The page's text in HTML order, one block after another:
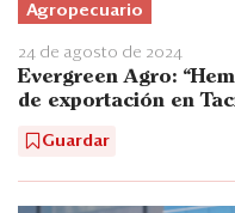
Agropecuario
24 de agosto de 2024
Evergreen Agro:
de exportación en
Guardar